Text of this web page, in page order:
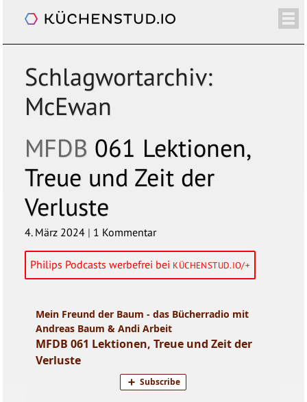
/+ ÜBER SHOP NEWSLETTER
KALENDER
Schlagwortarchiv:
McEwan
MFDB 061 Lektionen,
Treue und Zeit der
Verluste
4. März 2024 | 1 Kommentar
Philips Podcasts werbefrei bei KÜCHENSTUD.IO/+